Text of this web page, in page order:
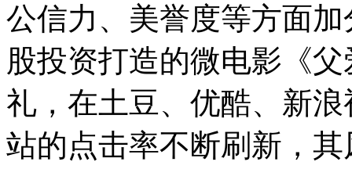
公信力、美誉度等方面
股投资打造的微电影《
礼，在土豆、优酷、新
站的点击率不断刷新，